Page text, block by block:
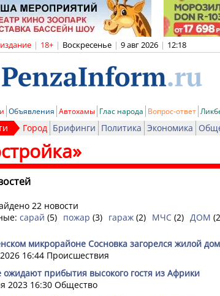
| 18+ | Воскресенье | 9 авг 2026 | 12:18
Объявления Автохамы Глас народа Вопрос-ответ
Город Брифинги Политика Экономика
22 новости
сарай (5) пожар (3) гараж (2) МЧС (2) ДОМ
микрорайоне Сосновка загорелся жилой дом
16:44 Происшествия
ожидают прибытия высокого гостя из Африки
2023 16:30 Общество